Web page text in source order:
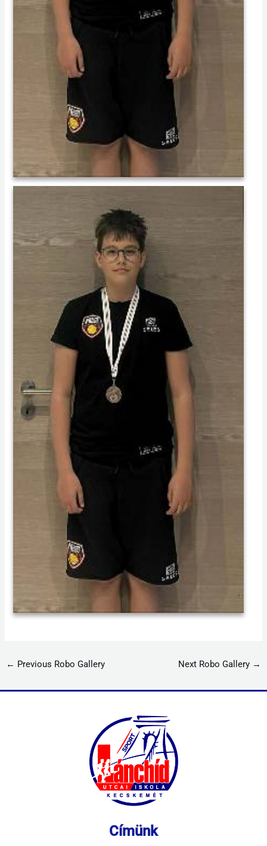
← Previous Robo Gallery Next Robo Gallery →
Címünk